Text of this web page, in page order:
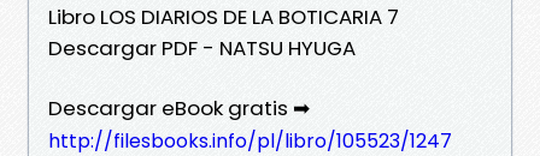
Libro LOS DIARIOS DE LA BOTICARIA 7
Descargar PDF - NATSU HYUGA
Descargar eBook gratis ➡
http://filesbooks.info/pl/libro/105523/1247